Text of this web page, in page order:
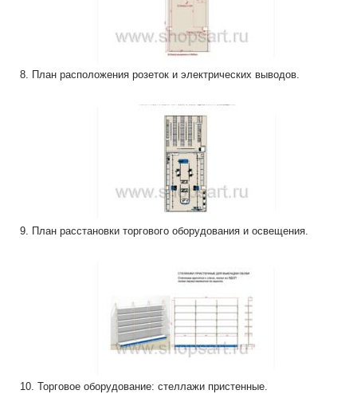
8. План расположения розеток и электрических выводов.
9. План расстановки торгового оборудования и освещения.
10. Торговое оборудование: стеллажи пристенные.